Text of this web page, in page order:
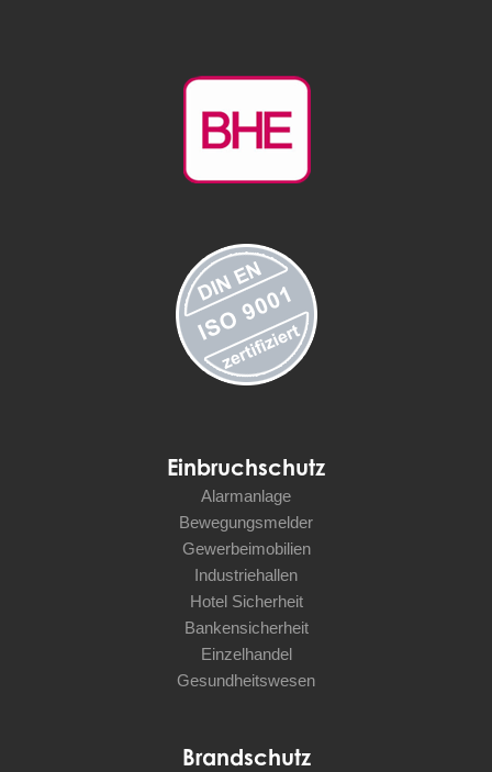
Einbruchschutz
Alarmanlage
Bewegungsmelder
Gewerbeimobilien
Industriehallen
Hotel Sicherheit
Bankensicherheit
Einzelhandel
Gesundheitswesen
Brandschutz